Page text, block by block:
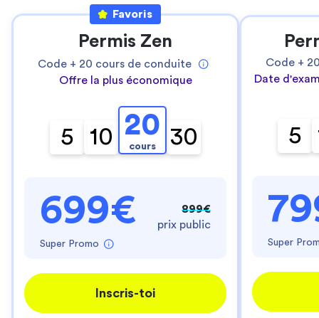
Favoris
Permis Zen
Code + 20 cours de conduite
Offre la plus économique
5 10 20
cours 30
699€
Super Promo
899€
prix public
Inscris-toi
Code +
Date
5
Super